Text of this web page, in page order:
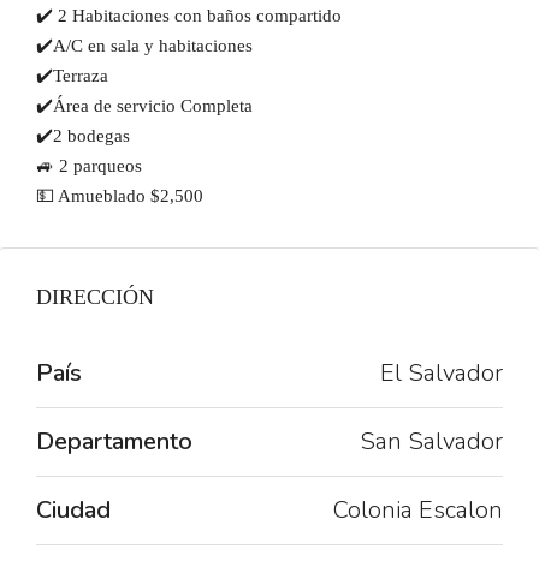
✔️ 2 Habitaciones con baños compartido
✔️A/C en sala y habitaciones
✔️Terraza
✔️Área de servicio Completa
✔️2 bodegas
🚙 2 parqueos
💵 Amueblado $2,500
DIRECCIÓN
País El Salvador
Departamento San Salvador
Ciudad Colonia Escalon